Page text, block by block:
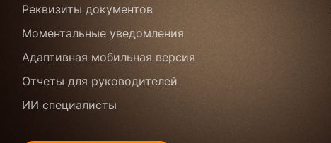
Реквизиты документов
Моментальные уведомления
Адаптивная мобильная версия
Отчеты для руководителей
ИИ специалисты